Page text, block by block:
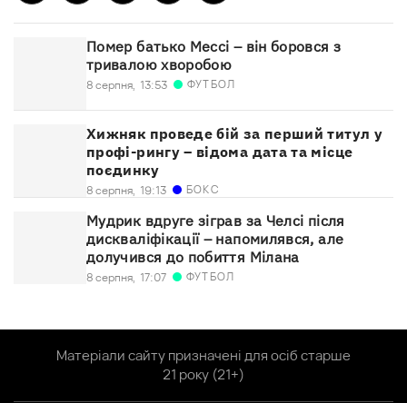
Помер батько Мессі – він боровся з
тривалою хворобою
8 серпня, 13:53 ФУТБОЛ
Хижняк проведе бій за перший титул у
профі-рингу – відома дата та місце
поєдинку
8 серпня, 19:13 БОКС
Мудрик вдруге зіграв за Челсі після
дискваліфікації – напомилявся, але
долучився до побиття Мілана
8 серпня, 17:07 ФУТБОЛ
Матеріали сайту призначені для осіб старше
21 року (21+)